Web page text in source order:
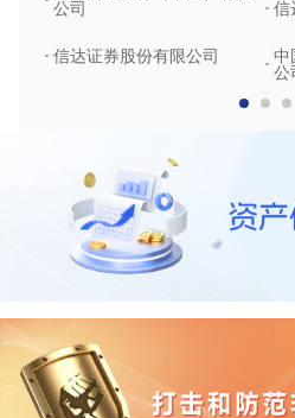
公司
信达证券股份有限公司
信
中
公